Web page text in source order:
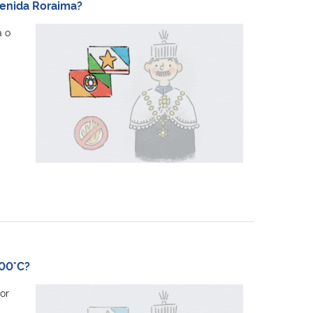
Roraima?
o